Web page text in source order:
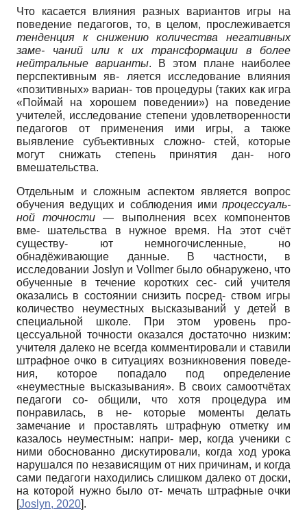
Что касается влияния разных вариантов игры на
поведение педагогов, то, в целом, прослеживается
тенденция к снижению количества негативных
заме- чаний или к их трансформации в более
нейтральные варианты. В этом плане наиболее
перспективным яв- ляется исследование влияния
«позитивных» вариан- тов процедуры (таких как игра
«Поймай на хорошем поведении») на поведение
учителей, исследование степени удовлетворенности
педагогов от применения ими игры, а также
выявление субъективных сложно- стей, которые
могут снижать степень принятия дан- ного
вмешательства.
Отдельным и сложным аспектом является вопрос
обучения ведущих и соблюдения ими процессуаль-
ной точности — выполнения всех компонентов
вме- шательства в нужное время. На этот счёт
существу- ют немногочисленные, но
обнадёживающие данные. В частности, в
исследовании Joslyn и Vollmer было обнаружено, что
обученные в течение коротких сес- сий учителя
оказались в состоянии снизить посред- ством игры
количество неуместных высказываний у детей в
специальной школе. При этом уровень про-
цессуальной точности оказался достаточно низким:
учителя далеко не всегда комментировали и ставили
штрафное очко в ситуациях возникновения поведе-
ния, которое попадало под определение
«неуместные высказывания». В своих самоотчётах
педагоги со- общили, что хотя процедура им
понравилась, в не- которые моменты делать
замечание и проставлять штрафную отметку им
казалось неуместным: напри- мер, когда ученики с
ними обоснованно дискутировали, когда ход урока
нарушался по независящим от них причинам, и когда
сами педагоги находились слишком далеко от доски,
на которой нужно было от- мечать штрафные очки
[Joslyn, 2020].